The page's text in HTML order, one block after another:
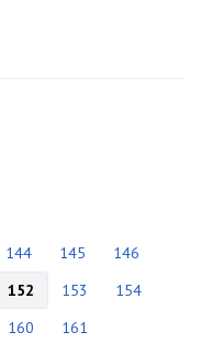
144 145
146
152 153
154
160
161